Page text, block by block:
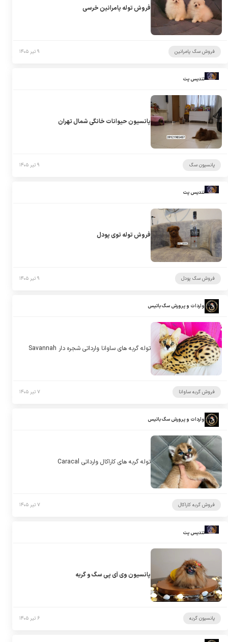
فروش توله پامرانین خرسی
فروش سگ پامرانین ۹ تیر ۱۴۰۵
تندیس پت
پانسیون حیوانات خانگی شمال تهران
پانسیون سگ ۹ تیر ۱۴۰۵
تندیس پت
فروش توله توی پودل
فروش سگ پودل ۹ تیر ۱۴۰۵
واردات و پرورش سگ باتیس
توله گربه های ساوانا وارداتی شجره دار Savannah
فروش گربه ساوانا ۷ تیر ۱۴۰۵
واردات و پرورش سگ باتیس
توله گربه های کاراکال وارداتی Caracal
فروش گربه کاراکال ۷ تیر ۱۴۰۵
تندیس پت
پانسیون وی آی پی سگ و گربه
پانسیون گربه ۶ تیر ۱۴۰۵